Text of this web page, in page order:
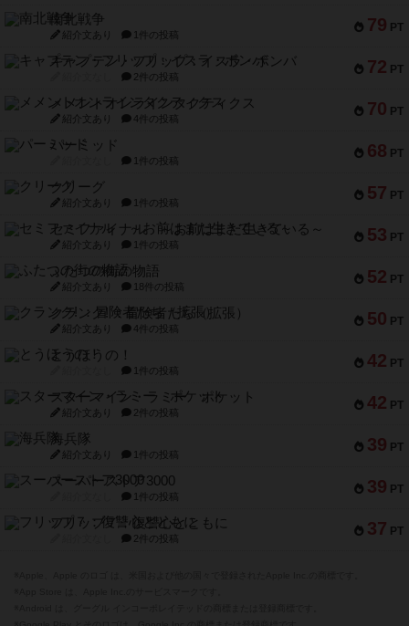
79 PT
南北戦争
紹介文あり 1件の投稿
72 PT
キャプテン・フリップ：イスラ・ボンバ
2件の投稿
70 PT
メメントオンラインタクティクス
紹介文あり 4件の投稿
68 PT
パーミッド
1件の投稿
57 PT
クリーグ
紹介文あり 1件の投稿
53 PT
セミファイナル ～お前はまだ生きている～
紹介文あり 1件の投稿
52 PT
ふたつの街の物語
紹介文あり 18件の投稿
50 PT
クランク! ：冒険者たち（拡張）
紹介文あり 4件の投稿
42 PT
とうほうの！
1件の投稿
42 PT
スターマイン・ラミー ポケット
紹介文あり 2件の投稿
39 PT
海兵隊
紹介文あり 1件の投稿
39 PT
スーパーストア3000
1件の投稿
37 PT
フリップ７：復讐心とともに
2件の投稿